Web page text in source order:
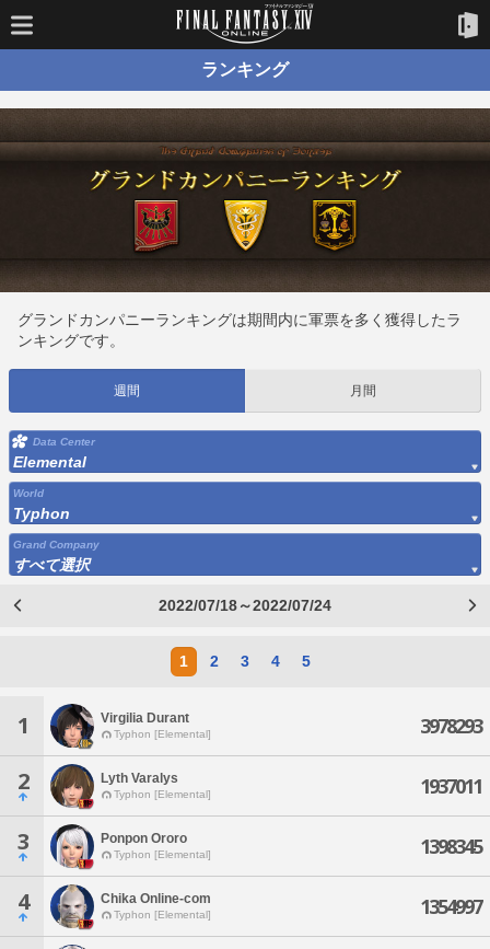
ランキング
グランドカンパニーランキングは期間内に軍票を多く獲得したラ
ンキングです。
週間 月間
Data Center
Elemental
World
Typhon
Grand Company
すべて選択
2022/07/18～2022/07/24
1 2 3 4 5
1 Virgilia Durant
Typhon [Elemental] 3978293
2 Lyth Varalys
Typhon [Elemental] 1937011
3 Ponpon Ororo
Typhon [Elemental] 1398345
4 Chika Online-com
Typhon [Elemental] 1354997